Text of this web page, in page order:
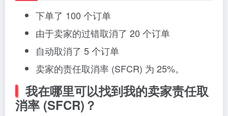
下单了 100 个订单
由于卖家的过错取消了 20 个订单
自动取消了 5 个订单
卖家的责任取消率 (SFCR) 为 25%。
我在哪里可以找到我的卖家责任取
消率 (SFCR)？